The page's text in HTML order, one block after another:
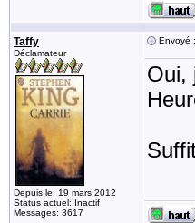
Taffy
Déclamateur
Depuis le: 19 mars 2012
Status actuel: Inactif
Messages: 3617
Envoyé
Oui,